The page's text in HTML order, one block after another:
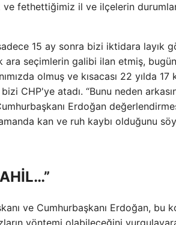
ve fethettiğimiz il ve ilçelerin
15 ay sonra bizi iktidara layık
seçimlerin galibi ilan etmiş,
olmuş ve kısacası 22 yılda 17
CHP'ye atadı. “Bunu neden
Erdoğan
kan ve ruh kaybı olduğunu
ve Cumhurbaşkanı Erdoğan, bu